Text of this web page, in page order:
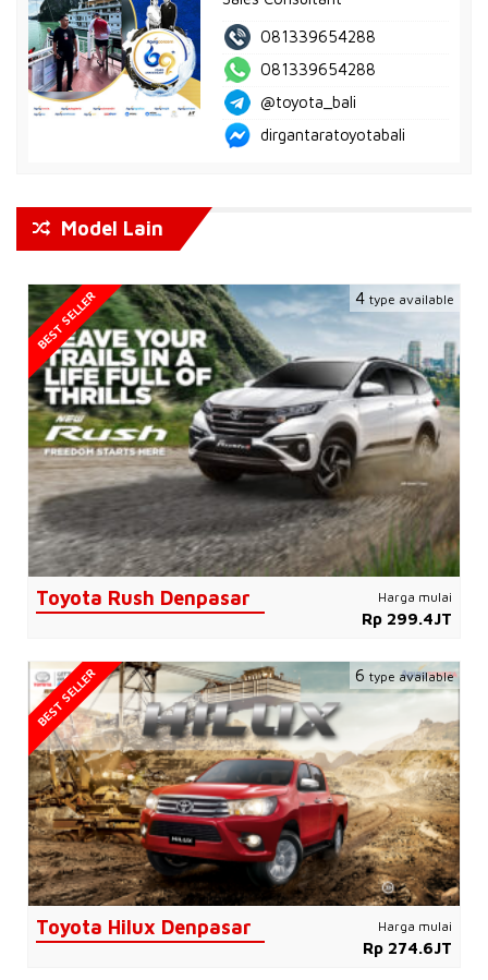
081339654288
081339654288
@toyota_bali
dirgantaratoyotabali
Model Lain
Toyota Rush Denpasar Harga mulai
Rp 299.4JT
BEST SELLER 4 type available
Toyota Hilux Denpasar Harga mulai
Rp 274.6JT
BEST SELLER 6 type available